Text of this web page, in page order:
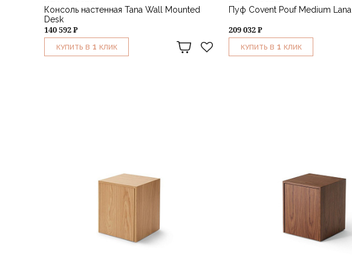
Консоль настенная Tana Wall Mounted
Desk
140 592 ₽
КУПИТЬ В 1 КЛИК
Пуф Covent Pouf Medium Lana
209 032 ₽
КУПИТЬ В 1 КЛИК